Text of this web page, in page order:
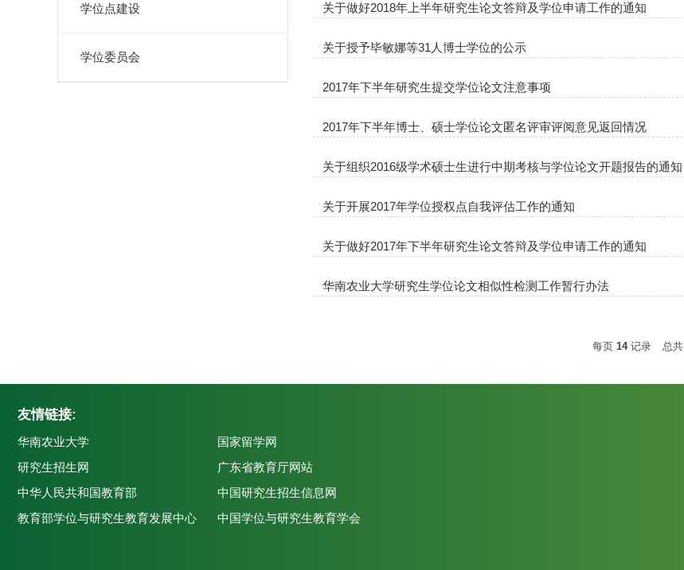
学位点建设
学位委员会
关于做好2018年上半年研究生论文答辩及学位申请工作的通知
关于授予毕敏娜等31人博士学位的公示
2017年下半年研究生提交学位论文注意事项
2017年下半年博士、硕士学位论文匿名评审评阅意见返回情况
关于组织2016级学术硕士生进行中期考核与学位论文开题报告的通知
关于开展2017年学位授权点自我评估工作的通知
关于做好2017年下半年研究生论文答辩及学位申请工作的通知
华南农业大学研究生学位论文相似性检测工作暂行办法
每页 14记录 总共
友情链接:
华南农业大学
国家留学网
研究生招生网
广东省教育厅网站
中华人民共和国教育部
中国研究生招生信息网
教育部学位与研究生教育发展中心
中国学位与研究生教育学会